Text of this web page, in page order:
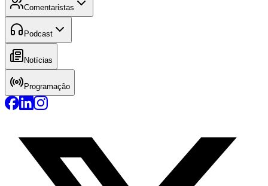
Comentaristas
Podcast
Notícias
Programação